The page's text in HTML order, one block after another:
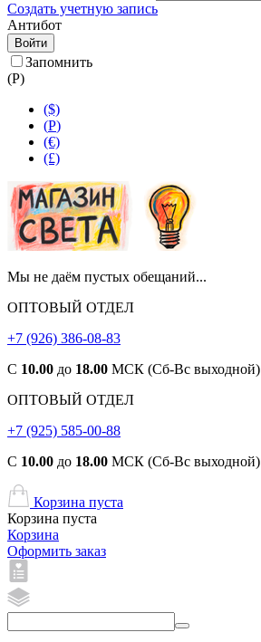
Создать учетную запись
Антибот
Войти
Запомнить
(Р)
($)
(Р)
(€)
(£)
Мы не даём пустых обещаний...
ОПТОВЫЙ ОТДЕЛ
+7 (926) 386-08-83
С 10.00 до 18.00 МСК (Сб-Вс выходной)
ОПТОВЫЙ ОТДЕЛ
+7 (925) 585-00-88
С 10.00 до 18.00 МСК (Сб-Вс выходной)
Корзина пуста
Корзина пуста
Корзина
Оформить заказ